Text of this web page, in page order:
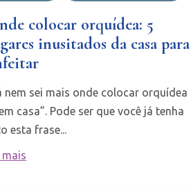
colocar orquídea: 5
inusitados da casa para
nem sei mais onde colocar orquídea
casa”. Pode ser que você já tenha
esta frase...
mais